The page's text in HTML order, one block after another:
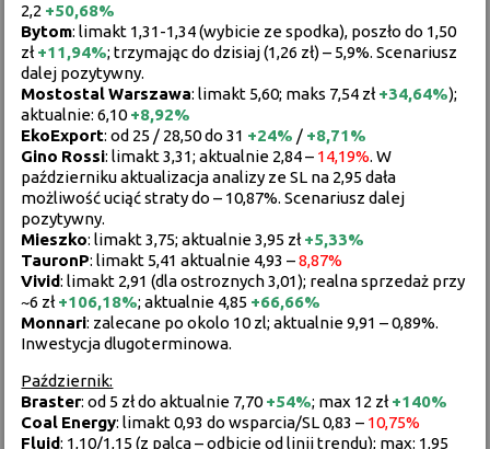
2,2 +50,68%
Bytom: limakt 1,31-1,34 (wybicie ze spodka), poszło do 1,50
zł+11,94%; trzymając do dzisiaj (1,26 zł) – 5,9%. Scenariusz
dalej pozytywny.
Mostostal Warszawa: limakt 5,60; maks 7,54 zł+34,64%);
aktualnie: 6,10+8,92%
EkoExport: od 25 / 28,50 do 31 +24% / +8,71%
Gino Rossi: limakt 3,31; aktualnie 2,84 – 14,19%. W
październiku aktualizacja analizy ze SL na 2,95 dała
możliwość uciąć straty do – 10,87%. Scenariusz dalej
pozytywny.
Mieszko: limakt 3,75; aktualnie 3,95 zł+5,33%
TauronP: limakt 5,41 aktualnie 4,93 –8,87%
Vivid: limakt 2,91 (dla ostroznych 3,01); realna sprzedaż przy
~6 zł+106,18%; aktualnie 4,85 +66,66%
Monnari: zalecane po okolo 10 zl; aktualnie 9,91 – 0,89%.
Inwestycja dlugoterminowa.
Październik:
Braster: od 5 zł do aktualnie 7,70+54%; max 12 zł+140%
Coal Energy: limakt 0,93 do wsparcia/SL 0,83 – 10,75%
Fluid: 1,10/1,15 (z palca – odbicie od linii trendu); max: 1,95